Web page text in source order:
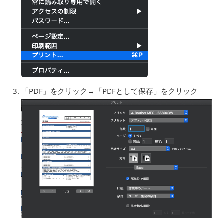
「PDF」をクリック→「PDFとして保存」をクリック